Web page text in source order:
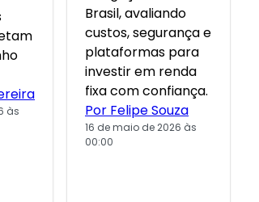
às
Brasil, avaliando
custos, segurança e
plataformas para
investir em renda
fixa com confiança.
Por Felipe Souza
16 de maio de 2026 às
00:00